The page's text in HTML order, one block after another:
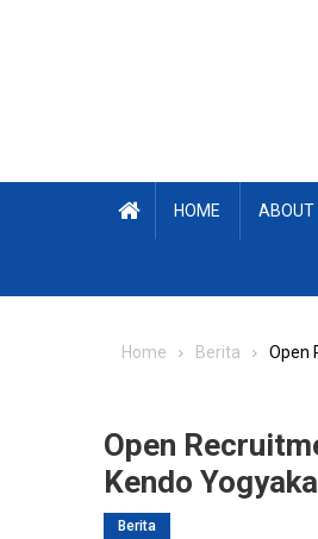
HOME ABOUT
Home Berita Open
Open
Kendo
Berita